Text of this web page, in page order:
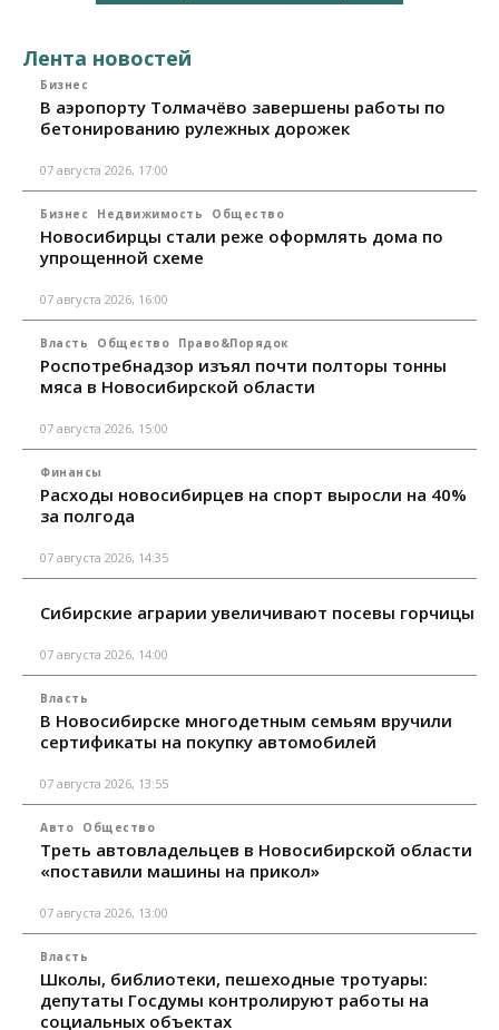
Лента новостей
Бизнес
В аэропорту Толмачёво завершены работы по
бетонированию рулежных дорожек
07 августа 2026, 17:00
Бизнес Недвижимость Общество
Новосибирцы стали реже оформлять дома по
упрощенной схеме
07 августа 2026, 16:00
Власть Общество Право&Порядок
Роспотребнадзор изъял почти полторы тонны
мяса в Новосибирской области
07 августа 2026, 15:00
Финансы
Расходы новосибирцев на спорт выросли на 40%
за полгода
07 августа 2026, 14:35
Сибирские аграрии увеличивают посевы горчицы
07 августа 2026, 14:00
Власть
В Новосибирске многодетным семьям вручили
сертификаты на покупку автомобилей
07 августа 2026, 13:55
Авто Общество
Треть автовладельцев в Новосибирской области
«поставили машины на прикол»
07 августа 2026, 13:00
Власть
Школы, библиотеки, пешеходные тротуары:
депутаты Госдумы контролируют работы на
социальных объектах